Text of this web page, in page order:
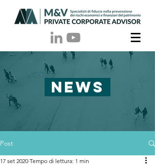
NEWS
Post
17 set 2020 Tempo di lettura: 1 min